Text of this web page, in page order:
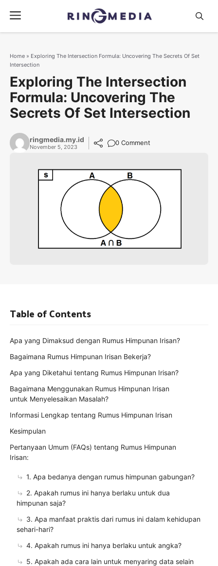
isi
Menu
Home » Exploring The Intersection Formula: Uncovering The Secrets Of Set
Intersection
Exploring The Intersection
Formula: Uncovering The
Secrets Of Set Intersection
ringmedia.my.id
November 5, 2023
0 Comment
Table of Contents
Apa yang Dimaksud dengan Rumus Himpunan Irisan?
Bagaimana Rumus Himpunan Irisan Bekerja?
Apa yang Diketahui tentang Rumus Himpunan Irisan?
Bagaimana Menggunakan Rumus Himpunan Irisan
untuk Menyelesaikan Masalah?
Informasi Lengkap tentang Rumus Himpunan Irisan
Kesimpulan
Pertanyaan Umum (FAQs) tentang Rumus Himpunan
Irisan:
1. Apa bedanya dengan rumus himpunan gabungan?
2. Apakah rumus ini hanya berlaku untuk dua
himpunan saja?
3. Apa manfaat praktis dari rumus ini dalam kehidupan
sehari-hari?
4. Apakah rumus ini hanya berlaku untuk angka?
5. Apakah ada cara lain untuk menyaring data selain